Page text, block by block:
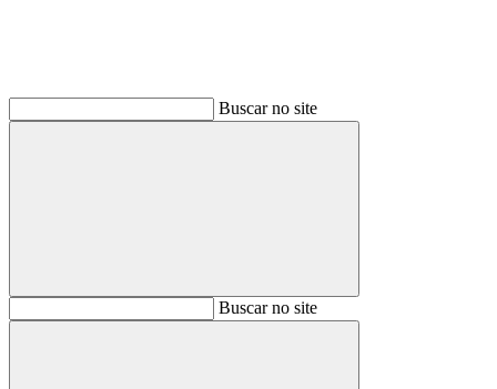
Buscar no site
BuscarBuscar no site